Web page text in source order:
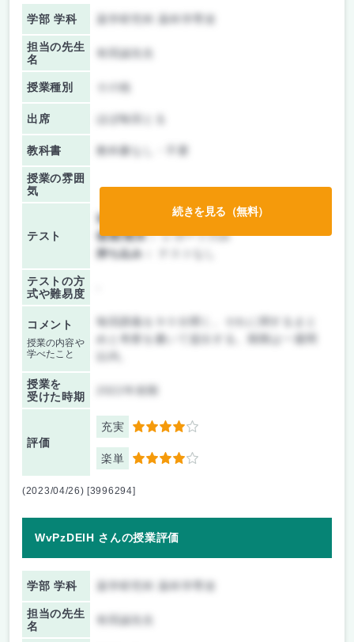
学部 学科
担当の先生
名
有田誠先生
授業種別 その他
出席 ほぼ毎回とる
教科書 教科書なし・不要
授業の雰囲
気
テスト
前期/中間：
レポートのみ
後期/期末：レポートのみ
持ち込み：
テストの方
式や難易度
コメント
授業の内容や
学べたこと
毎回講義を９０分聞く。それに関するまと
めと考察を書いて提出する。期限は一週間
授業を
受けた時期
評価
充実 4
楽単 4
続きを見る（無料）
(2023/04/26) [3996294]
WvPzDElH さんの授業評価
学部 学科
担当の先生
名
有田誠先生